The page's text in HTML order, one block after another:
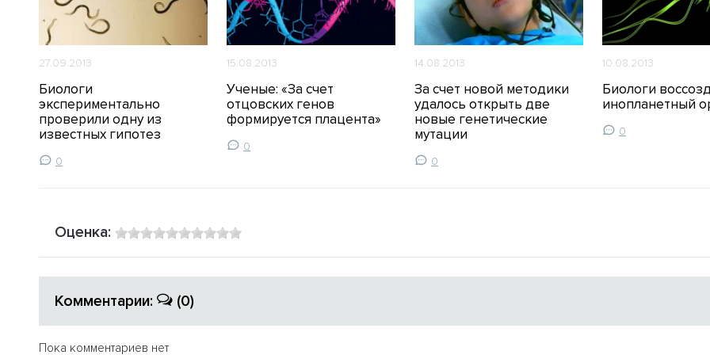
27.09.2013
Биологи
экспериментально
проверили одну из
известных гипотез
0
15.08.2013
Ученые: «За счет
отцовских генов
формируется плацента»
0
14.08.2013
За счет новой методики
удалось открыть две
новые генетические
мутации
0
10.08.2013
Биологи
инопланетный
0
Оценка:
Комментарии: (0)
Пока комментариев нет